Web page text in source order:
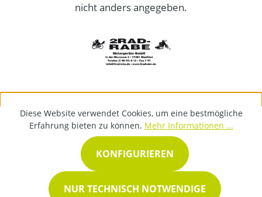
nicht anders angegeben.
Diese Website verwendet Cookies, um eine bestmögliche
Erfahrung bieten zu können. Mehr Informationen ...
NUR TECHNISCH NOTWENDIGE
KONFIGURIEREN